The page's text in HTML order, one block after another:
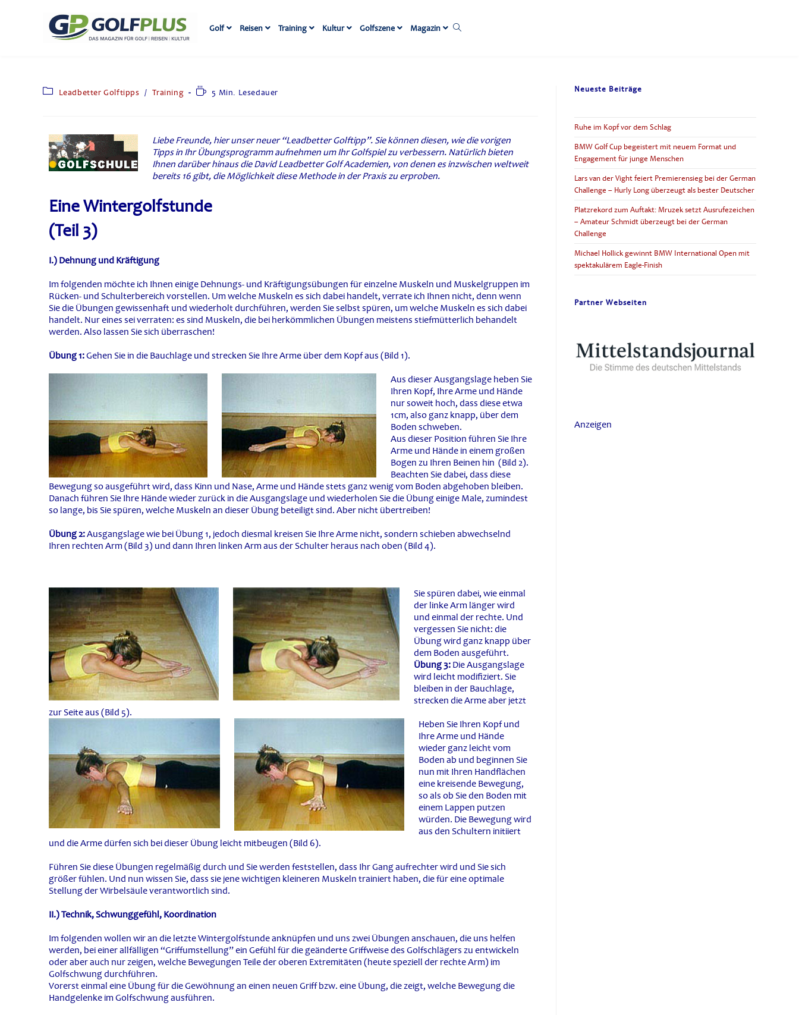
Golf Reisen Training Kultur Golfszene Magazin
Leadbetter Golftipps / Training 5 Min. Lesedauer
Liebe Freunde, hier unser neuer “Leadbetter Golftipp”. Sie können diesen, wie die vorigen
Tipps in Ihr Übungsprogramm aufnehmen um Ihr Golfspiel zu verbessern. Natürlich bieten
Ihnen darüber hinaus die David Leadbetter Golf Academien, von denen es inzwischen weltweit
bereits 16 gibt, die Möglichkeit diese Methode in der Praxis zu erproben.
Eine Wintergolfstunde
(Teil 3)
I.) Dehnung und Kräftigung
Im folgenden möchte ich Ihnen einige Dehnungs- und Kräftigungsübungen für einzelne Muskeln und Muskelgruppen im
Rücken- und Schulterbereich vorstellen. Um welche Muskeln es sich dabei handelt, verrate ich Ihnen nicht, denn wenn
Sie die Übungen gewissenhaft und wiederholt durchführen, werden Sie selbst spüren, um welche Muskeln es sich dabei
handelt. Nur eines sei verraten: es sind Muskeln, die bei herkömmlichen Übungen meistens stiefmütterlich behandelt
werden. Also lassen Sie sich überraschen!
Übung 1:Gehen Sie in die Bauchlage und strecken Sie Ihre Arme über dem Kopf aus (Bild 1).
Aus dieser Ausgangslage heben Sie
Ihren Kopf, Ihre Arme und Hände
nur soweit hoch, dass diese etwa
1cm, also ganz knapp, über dem
Boden schweben.
Aus dieser Position führen Sie Ihre
Arme und Hände in einem großen
Bogen zu Ihren Beinen hin (Bild 2).
Beachten Sie dabei, dass diese
Bewegung so ausgeführt wird, dass Kinn und Nase, Arme und Hände stets ganz wenig vom Boden abgehoben bleiben.
Danach führen Sie Ihre Hände wieder zurück in die Ausgangslage und wiederholen Sie die Übung einige Male, zumindest
so lange, bis Sie spüren, welche Muskeln an dieser Übung beteiligt sind. Aber nicht übertreiben!
Übung 2:Ausgangslage wie bei Übung 1, jedoch diesmal kreisen Sie Ihre Arme nicht, sondern schieben abwechselnd
Ihren rechten Arm (Bild 3) und dann Ihren linken Arm aus der Schulter heraus nach oben (Bild 4).
Sie spüren dabei, wie einmal
der linke Arm länger wird
und einmal der rechte. Und
vergessen Sie nicht: die
Übung wird ganz knapp über
dem Boden ausgeführt.
Übung 3: Die Ausgangslage
wird leicht modifiziert. Sie
bleiben in der Bauchlage,
strecken die Arme aber jetzt
zur Seite aus (Bild 5).
Heben Sie Ihren Kopf und
Ihre Arme und Hände
wieder ganz leicht vom
Boden ab und beginnen Sie
nun mit Ihren Handflächen
eine kreisende Bewegung,
so als ob Sie den Boden mit
einem Lappen putzen
würden. Die Bewegung wird
aus den Schultern initiiert
und die Arme dürfen sich bei dieser Übung leicht mitbeugen (Bild 6).
Führen Sie diese Übungen regelmäßig durch und Sie werden feststellen, dass Ihr Gang aufrechter wird und Sie sich
größer fühlen. Und nun wissen Sie, dass sie jene wichtigen kleineren Muskeln trainiert haben, die für eine optimale
Stellung der Wirbelsäule verantwortlich sind.
II.) Technik, Schwunggefühl, Koordination
Im folgenden wollen wir an die letzte Wintergolfstunde anknüpfen und uns zwei Übungen anschauen, die uns helfen
werden, bei einer allfälligen “Griffumstellung” ein Gefühl für die geänderte Griffweise des Golfschlägers zu entwickeln
oder aber auch nur zeigen, welche Bewegungen Teile der oberen Extremitäten (heute speziell der rechte Arm) im
Golfschwung durchführen.
Vorerst einmal eine Übung für die Gewöhnung an einen neuen Griff bzw. eine Übung, die zeigt, welche Bewegung die
Handgelenke im Golfschwung ausführen.
Neueste Beiträge
Ruhe im Kopf vor dem Schlag
BMW Golf Cup begeistert mit neuem Format und
Engagement für junge Menschen
Lars van der Vight feiert Premierensieg bei der German
Challenge – Hurly Long überzeugt als bester Deutscher
Platzrekord zum Auftakt: Mruzek setzt Ausrufezeichen
– Amateur Schmidt überzeugt bei der German
Challenge
Michael Hollick gewinnt BMW International Open mit
spektakulärem Eagle-Finish
Partner Webseiten
Anzeigen